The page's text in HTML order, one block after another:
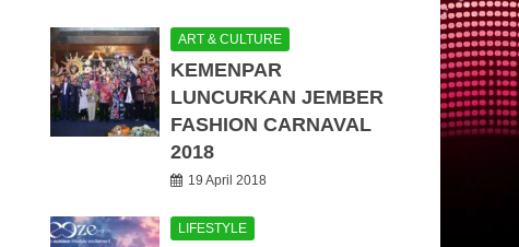
ART & CULTURE
KEMENPAR
LUNCURKAN JEMBER
FASHION CARNAVAL
2018
19 April 2018
LIFESTYLE